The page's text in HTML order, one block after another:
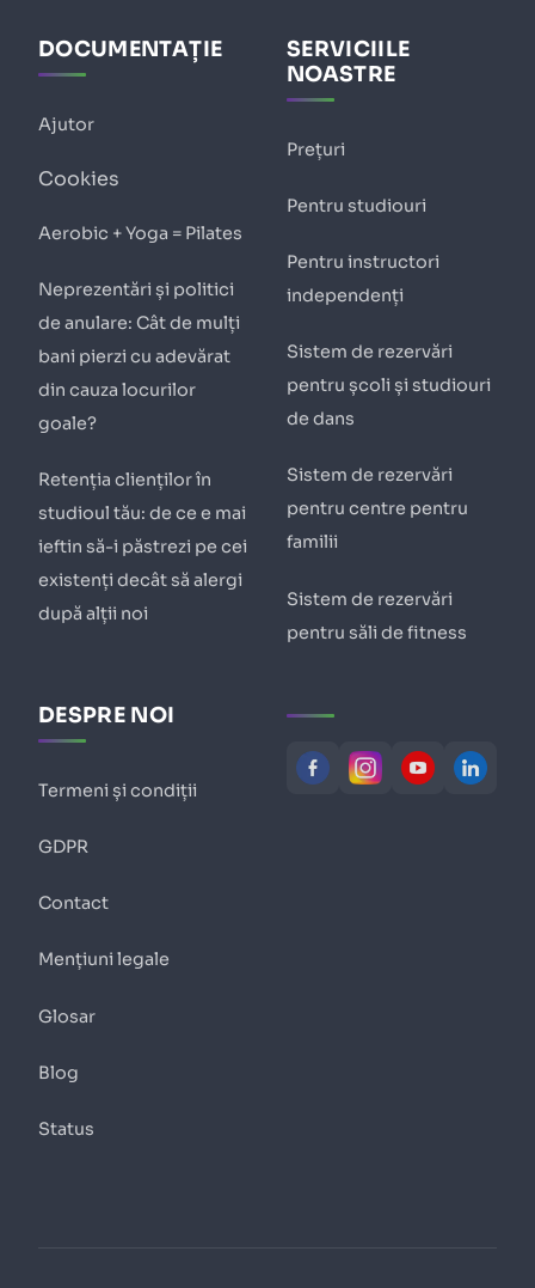
DOCUMENTAȚIE
Ajutor
Cookies
Aerobic + Yoga = Pilates
Neprezentări și politici
de anulare: Cât de mulți
bani pierzi cu adevărat
din cauza locurilor
goale?
Retenția clienților în
studioul tău: de ce e mai
ieftin să-i păstrezi pe cei
existenți decât să alergi
după alții noi
SERVICIILE
NOASTRE
Prețuri
Pentru studiouri
Pentru instructori
independenți
Sistem de rezervări
pentru școli și studiouri
de dans
Sistem de rezervări
pentru centre pentru
familii
Sistem de rezervări
pentru săli de fitness
DESPRE NOI
Termeni și condiții
GDPR
Contact
Mențiuni legale
Glosar
Blog
Status